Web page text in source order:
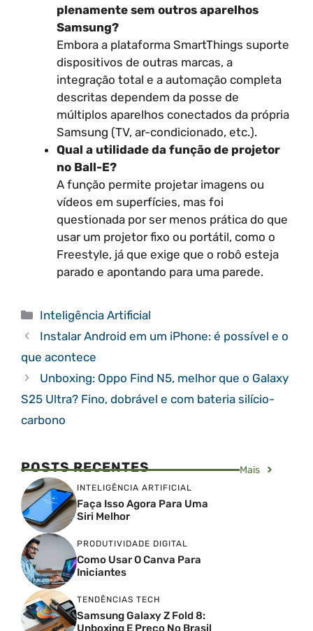
plenamente sem outros aparelhos
Samsung?
Embora a plataforma SmartThings suporte
dispositivos de outras marcas, a
integração total e a automação completa
descritas dependem da posse de
múltiplos aparelhos conectados da própria
Samsung (TV, ar-condicionado, etc.).
Qual a utilidade da função de projetor
no Ball-E?
A função permite projetar imagens ou
vídeos em superfícies, mas foi
questionada por ser menos prática do que
usar um projetor fixo ou portátil, como o
Freestyle, já que exige que o robô esteja
parado e apontando para uma parede.
Categorias
Inteligência Artificial
Instalar Android em um iPhone: é possível e o
que acontece
Unboxing: Oppo Find N5, melhor que o Galaxy
S25 Ultra? Fino, dobrável e com bateria silício-
carbono
POSTS RECENTES Mais
INTELIGÊNCIA ARTIFICIAL
Faça Isso Agora Para Uma
Siri Melhor
PRODUTIVIDADE DIGITAL
Como Usar O Canva Para
Iniciantes
TENDÊNCIAS TECH
Samsung Galaxy Z Fold 8:
Unboxing E Preço No Brasil